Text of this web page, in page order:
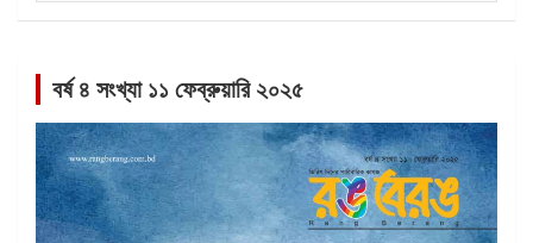
বর্ষ ৪ সংখ্যা ১১ ফেব্রুয়ারি ২০২৫